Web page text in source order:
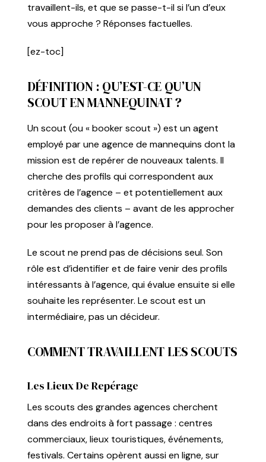
travaillent-ils, et que se passe-t-il si l’un d’eux
vous approche ? Réponses factuelles.
[ez-toc]
DÉFINITION : QU’EST-CE QU’UN
SCOUT EN MANNEQUINAT ?
Un scout (ou « booker scout ») est un agent
employé par une agence de mannequins dont la
mission est de repérer de nouveaux talents. Il
cherche des profils qui correspondent aux
critères de l’agence – et potentiellement aux
demandes des clients – avant de les approcher
pour les proposer à l’agence.
Le scout ne prend pas de décisions seul. Son
rôle est d’identifier et de faire venir des profils
intéressants à l’agence, qui évalue ensuite si elle
souhaite les représenter. Le scout est un
intermédiaire, pas un décideur.
COMMENT TRAVAILLENT LES SCOUTS
Les Lieux De Repérage
Les scouts des grandes agences cherchent
dans des endroits à fort passage : centres
commerciaux, lieux touristiques, événements,
festivals. Certains opèrent aussi en ligne, sur